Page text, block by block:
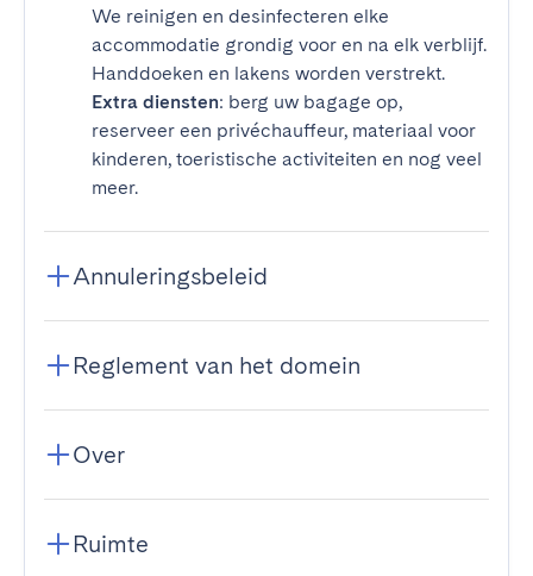
We reinigen en desinfecteren elke
accommodatie grondig voor en na elk verblijf.
Handdoeken en lakens worden verstrekt.
Extra diensten: berg uw bagage op,
reserveer een privéchauffeur, materiaal voor
kinderen, toeristische activiteiten en nog veel
meer.
Annuleringsbeleid
Reglement van het domein
Over
Ruimte